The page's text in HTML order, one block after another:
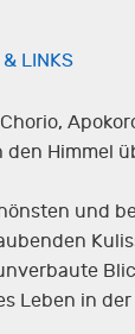
& LINKS
den Himmel
und
Leben in der